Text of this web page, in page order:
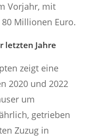
Vorjahr, mit
Millionen Euro.
letzten Jahre
zeigt eine
2020 und 2022
um
getrieben
Zuzug in